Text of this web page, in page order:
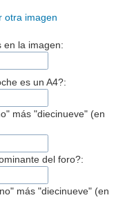
otra imagen
en la imagen:
es un A4?:
más "diecinueve" (en
del foro?:
más "diecinueve" (en